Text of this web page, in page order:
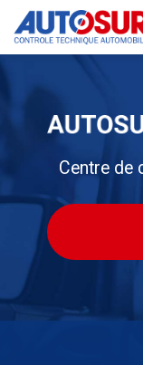
contenu
Centre de